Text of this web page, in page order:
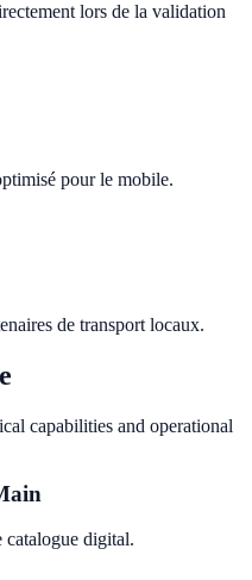
lors de la validation
pour le mobile.
de transport locaux.
capabilities and operational
catalogue digital.